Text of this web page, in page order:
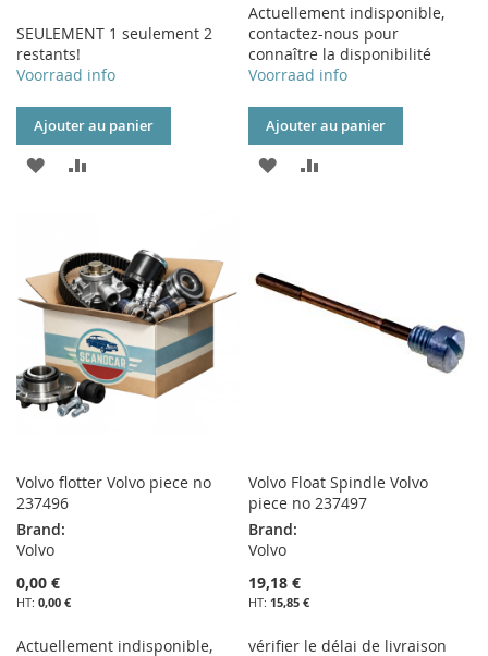
SEULEMENT 1 seulement 2
restants!
Voorraad info
Ajouter au panier
AJOUTER
LISTE
D’ENVIE
Actuellement indisponible,
contactez-nous pour
connaître la disponibilité
Voorraad info
Ajouter au panier
AJOUTER
LISTE
D’ENVIE
Volvo flotter Volvo piece no
237496
Brand:
Volvo
0,00 €
0,00 €
Actuellement indisponible,
Volvo Float Spindle Volvo
piece no 237497
Brand:
Volvo
19,18 €
15,85 €
vérifier le délai de livraison